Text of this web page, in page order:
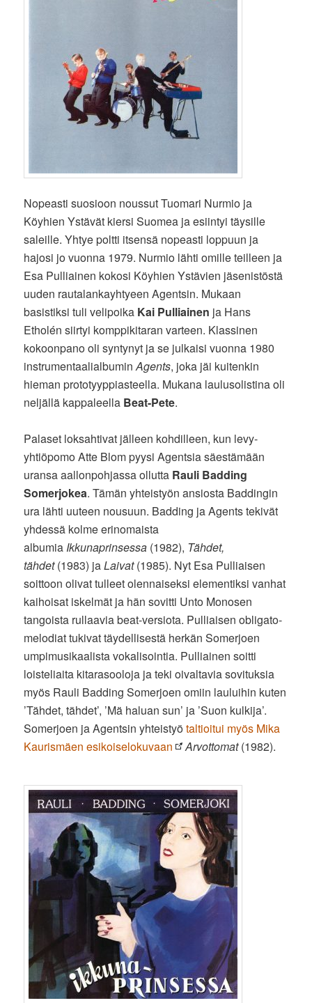
Nopeasti suosioon noussut Tuomari Nurmio ja
Köyhien Ystävät kiersi Suomea ja esiintyi täysille
saleille. Yhtye poltti itsensä nopeasti loppuun ja
hajosi jo vuonna 1979. Nurmio lähti omille teilleen ja
Esa Pulliainen kokosi Köyhien Ystävien jäsenistöstä
uuden rautalankayhtyeen Agentsin. Mukaan
basistiksi tuli velipoika Kai Pulliainen ja Hans
Etholén siirtyi komppikitaran varteen. Klassinen
kokoonpano oli syntynyt ja se julkaisi vuonna 1980
instrumentaalialbuminAgents, joka jäi kuitenkin
hieman prototyyppiasteella. Mukana laulusolistina oli
neljällä kappaleella Beat-Pete.
Palaset loksahtivat jälleen kohdilleen, kun levy-
yhtiöpomo Atte Blom pyysi Agentsia säestämään
uransa aallonpohjassa ollutta Rauli Badding
Somerjokea. Tämän yhteistyön ansiosta Baddingin
ura lähti uuteen nousuun. Badding ja Agents tekivät
yhdessä kolme erinomaista
albumia Ikkunaprinsessa (1982), Tähdet,
tähdet(1983) jaLaivat(1985). Nyt Esa Pulliaisen
soittoon olivat tulleet olennaiseksi elementiksi vanhat
kaihoisat iskelmät ja hän sovitti Unto Monosen
tangoista rullaavia beat-versiota. Pulliaisen obligato-
melodiat tukivat täydellisestä herkän Somerjoen
umpimusikaalista vokalisointia. Pulliainen soitti
loisteliaita kitarasooloja ja teki oivaltavia sovituksia
myös Rauli Badding Somerjoen omiin lauluihin kuten
’Tähdet, tähdet’, ’Mä haluan sun’ ja ’Suon kulkija’.
Somerjoen ja Agentsin yhteistyötaltioitui myös Mika
Kaurismäen esikoiselokuvaan
Arvottomat(1982).